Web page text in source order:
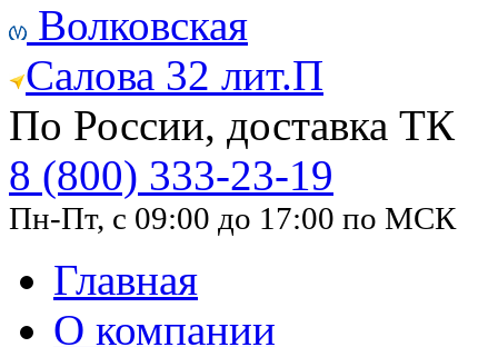
Волковская
Салова 32 лит.П
По России, доставка ТК
8 (800) 333-23-19
Пн-Пт, с 09:00 до 17:00 по МСК
Главная
О компании